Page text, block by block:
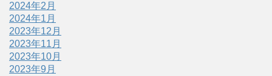
2024年2月
2024年1月
2023年12月
2023年11月
2023年10月
2023年9月